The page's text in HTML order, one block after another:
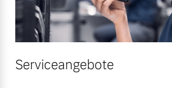
Serviceangebote